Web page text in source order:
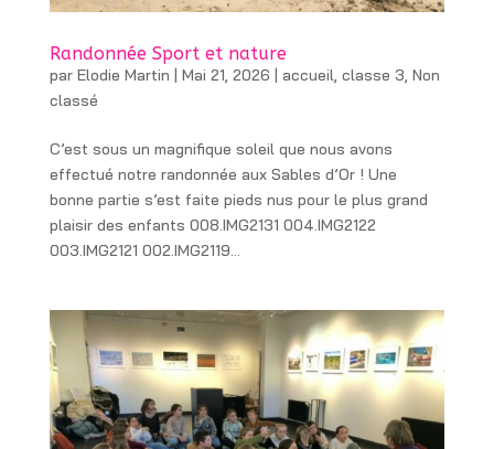
Randonnée Sport et nature
par Elodie Martin | Mai 21, 2026 | accueil classe 3 Non
classé
C’est sous un magnifique soleil que nous avons
effectué notre randonnée aux Sables d’Or ! Une
bonne partie s’est faite pieds nus pour le plus grand
plaisir des enfants 008.IMG2131 004.IMG2122
003.IMG2121 002.IMG2119...